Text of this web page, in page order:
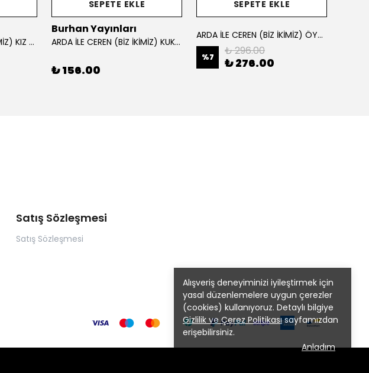
Alışveriş deneyiminizi iyileştirmek için
yasal düzenlemelere uygun çerezler
(cookies) kullanıyoruz. Detaylı bilgiye
Gizlilik ve Çerez Politikasısayfamızdan
erişebilirsiniz.
Anladım
ARDA İLE CEREN (BİZ İKİMİZ) KIZ KULESİ
SEPETE EKLE
Burhan Yayınları
ARDA İLE CEREN (BİZ İKİMİZ) KUKLA
₺ 156.00
SEPETE EKLE
ARDA İLE CEREN (BİZ İKİMİZ) ÖYKÜ KİTAPLARI SETİ
%7 ₺ 296.00
₺ 276.00
Satış Sözleşmesi
Satış Sözleşmesi